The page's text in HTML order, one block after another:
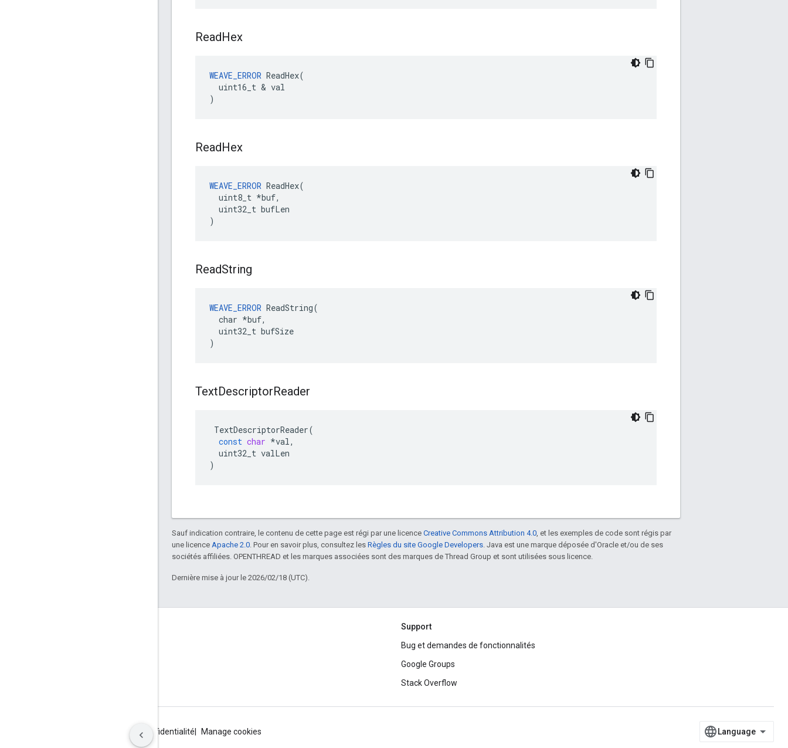
ReadHex
WEAVE_ERROR ReadHex(
  uint16_t & val
)
ReadHex
WEAVE_ERROR ReadHex(
  uint8_t *buf,
  uint32_t bufLen
)
ReadString
WEAVE_ERROR ReadString(
  char *buf,
  uint32_t bufSize
)
TextDescriptorReader
TextDescriptorReader(
const char *val,
uint32_t valLen
)
Sauf indication contraire, le contenu de cette page est régi par une licence Creative Commons Attribution 4.0, et les exemples de code sont régis par
une licence Apache 2.0. Pour en savoir plus, consultez les Règles du site Google Developers. Java est une marque déposée d'Oracle et/ou de ses
sociétés affiliées. OPENTHREAD et les marques associées sont des marques de Thread Group et sont utilisées sous licence.
Dernière mise à jour le 2026/02/18 (UTC).
Support
Bug et demandes de fonctionnalités
Google Groups
Stack Overflow
Règles de confidentialité Manage cookies